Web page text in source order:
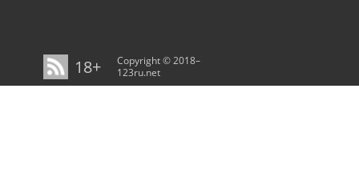
18+
Copyright © 2018–
123ru.net